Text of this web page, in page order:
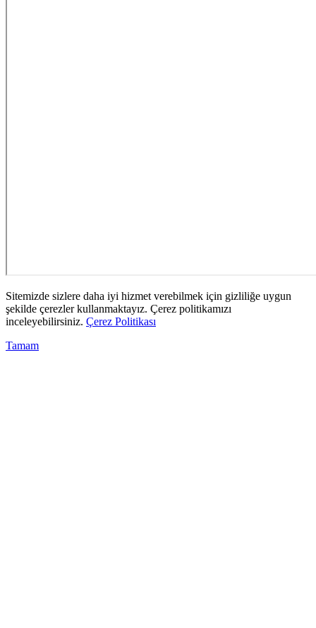
Sitemizde sizlere daha iyi hizmet verebilmek için gizliliğe uygun
şekilde çerezler kullanmaktayız. Çerez politikamızı
inceleyebilirsiniz. Çerez Politikası
Tamam